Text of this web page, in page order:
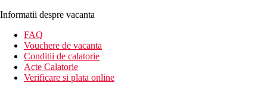
Informatii despre vacanta
FAQ
Vouchere de vacanta
Conditii de calatorie
Acte Calatorie
Verificare si plata online